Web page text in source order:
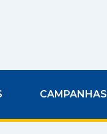
CAMPANHAS